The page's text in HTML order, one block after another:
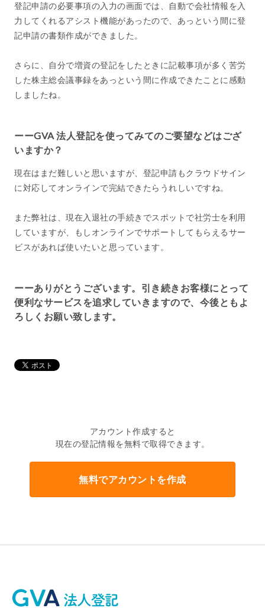
登記申請の必要事項の入力の画面では、自動で会社情報を入
力してくれるアシスト機能があったので、あっという間に登
記申請の書類作成ができました。
さらに、自分で増資の登記をしたときに記載事項が多く苦労
した株主総会議事録をあっという間に作成できたことに感動
しましたね。
ーーGVA 法人登記を使ってみてのご要望などはござ
いますか？
現在はまだ難しいと思いますが、登記申請もクラウドサイン
に対応してオンラインで完結できたらうれしいですね。
また弊社は、現在入退社の手続きでスポットで社労士を利用
していますが、もしオンラインでサポートしてもらえるサー
ビスがあれば使いたいと思っています。
ーーありがとうございます。引き続きお客様にとって
便利なサービスを追求していきますので、今後ともよ
ろしくお願い致します。
アカウント作成すると
現在の登記情報を無料で取得できます。
無料でアカウントを作成